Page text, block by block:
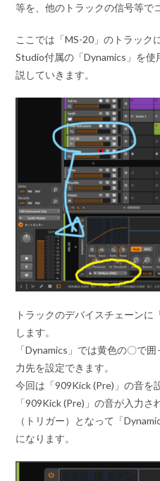
等を、他のトラックの信号等で
ここでは「MS-20」のトラック
Studio付属の「Dynamics」を
説していきます。
トラックのデバイスチェーンに
します。
「Dynamics」では黄色の〇で
力先を設定できます。
今回は「909Kick (Pre)」の音を
「909Kick (Pre)」の音が入力
（トリガー）となって「
になります。